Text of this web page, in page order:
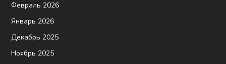
Февраль 2026
Январь 2026
Декабрь 2025
Ноябрь 2025